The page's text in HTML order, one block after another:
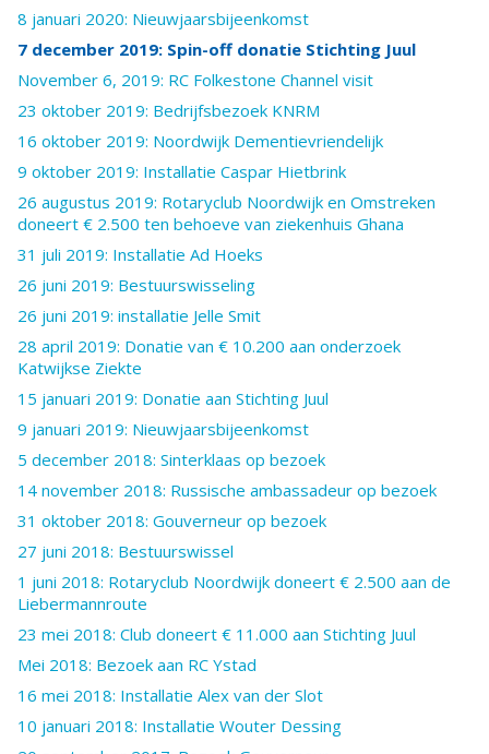
8 januari 2020: Nieuwjaarsbijeenkomst
7 december 2019: Spin-off donatie Stichting Juul
November 6, 2019: RC Folkestone Channel visit
23 oktober 2019: Bedrijfsbezoek KNRM
16 oktober 2019: Noordwijk Dementievriendelijk
9 oktober 2019: Installatie Caspar Hietbrink
26 augustus 2019: Rotaryclub Noordwijk en Omstreken
doneert € 2.500 ten behoeve van ziekenhuis Ghana
31 juli 2019: Installatie Ad Hoeks
26 juni 2019: Bestuurswisseling
26 juni 2019: installatie Jelle Smit
28 april 2019: Donatie van € 10.200 aan onderzoek
Katwijkse Ziekte
15 januari 2019: Donatie aan Stichting Juul
9 januari 2019: Nieuwjaarsbijeenkomst
5 december 2018: Sinterklaas op bezoek
14 november 2018: Russische ambassadeur op bezoek
31 oktober 2018: Gouverneur op bezoek
27 juni 2018: Bestuurswissel
1 juni 2018: Rotaryclub Noordwijk doneert € 2.500 aan de
Liebermannroute
23 mei 2018: Club doneert € 11.000 aan Stichting Juul
Mei 2018: Bezoek aan RC Ystad
16 mei 2018: Installatie Alex van der Slot
10 januari 2018: Installatie Wouter Dessing